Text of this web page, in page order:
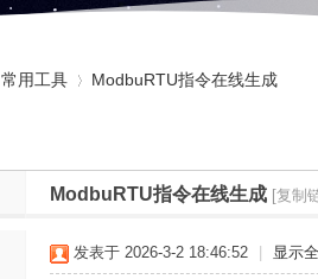
常用工具 ModbuRTU指令在线生成
ModbuRTU指令在线生成 [复制
发表于 2026-3-2 18:46:52 显示